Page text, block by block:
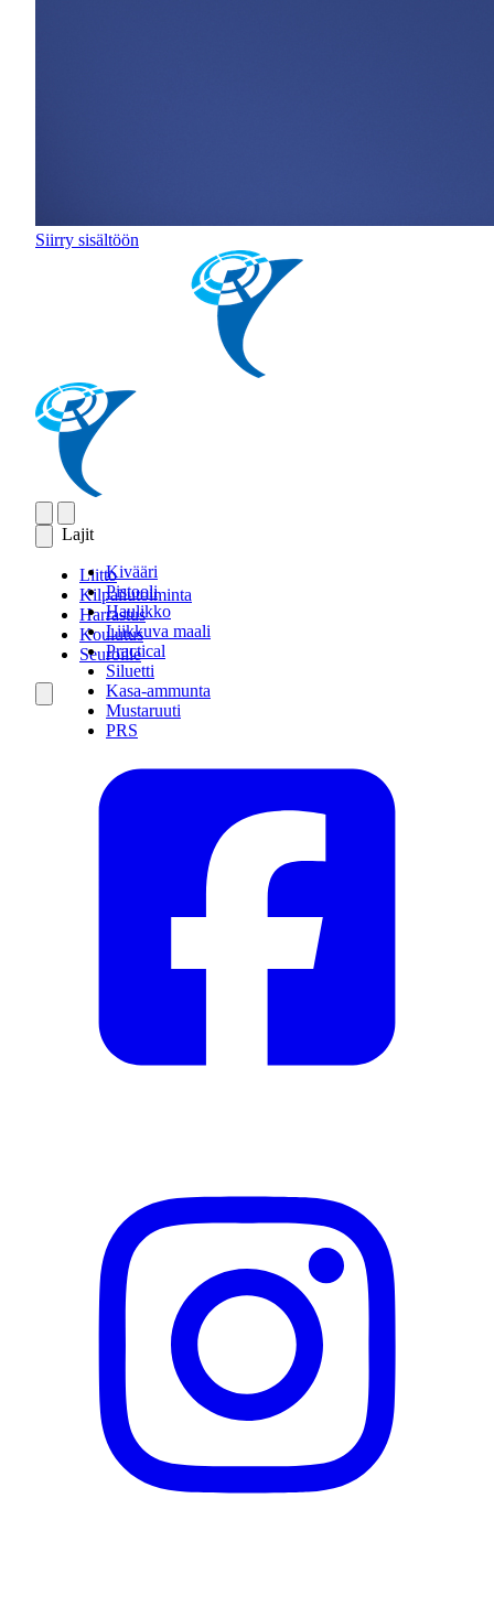
Siirry sisältöön
Lajit
Kivääri
Pistooli
Haulikko
Liikkuva maali
Practical
Siluetti
Kasa-ammunta
Mustaruuti
PRS
Liitto
Kilpailutoiminta
Harrastus
Koulutus
Seuroille